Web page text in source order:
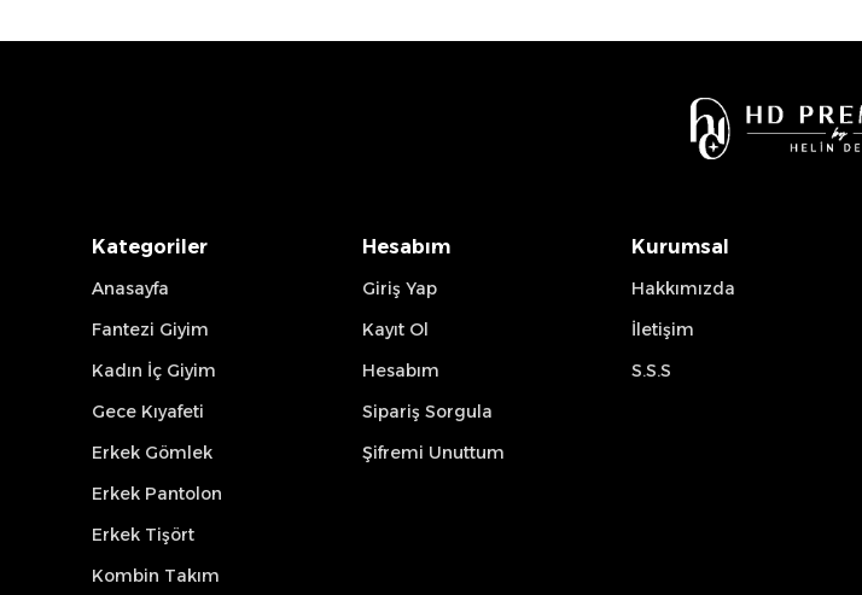
Kategoriler
Anasayfa
Fantezi Giyim
Kadın İç Giyim
Gece Kıyafeti
Erkek Gömlek
Erkek Pantolon
Erkek Tişört
Kombin Takım
Hesabım
Giriş Yap
Kayıt Ol
Hesabım
Sipariş Sorgula
Şifremi Unuttum
Kurumsal
Hakkımızda
İletişim
S.S.S